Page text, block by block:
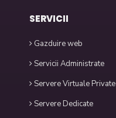
SERVICII
Gazduire web
Servicii Administrate
Servere Virtuale Private
Servere Dedicate